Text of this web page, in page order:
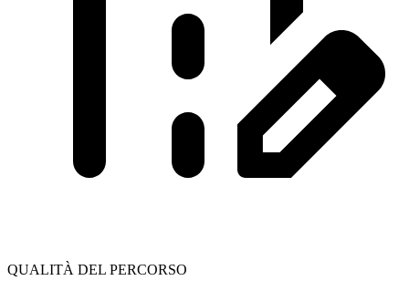
QUALITÀ DEL PERCORSO